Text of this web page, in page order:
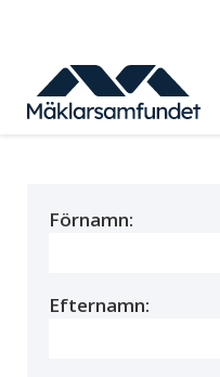
huvudinnehåll
Förnamn:
Efternamn: